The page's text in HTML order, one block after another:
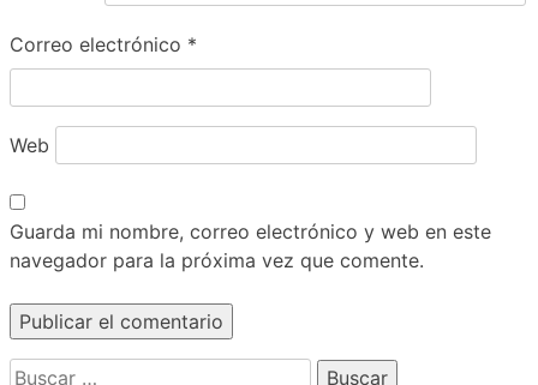
Correo electrónico *
Web
Guarda mi nombre, correo electrónico y web en este
navegador para la próxima vez que comente.
Buscar: